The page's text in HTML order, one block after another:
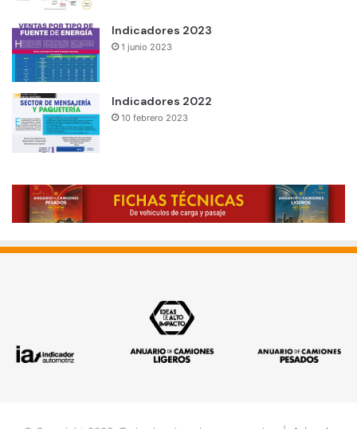
Indicadores 2023
1 junio 2023
Indicadores 2022
10 febrero 2023